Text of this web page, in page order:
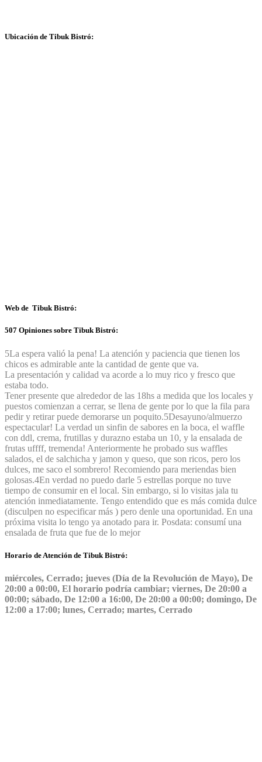
Ubicación de Tibuk Bistró:
Web de Tibuk Bistró:
507 Opiniones sobre Tibuk Bistró:
5La espera valió la pena! La atención y paciencia que tienen los
chicos es admirable ante la cantidad de gente que va.
La presentación y calidad va acorde a lo muy rico y fresco que
estaba todo.
Tener presente que alrededor de las 18hs a medida que los locales y
puestos comienzan a cerrar, se llena de gente por lo que la fila para
pedir y retirar puede demorarse un poquito.5Desayuno/almuerzo
espectacular! La verdad un sinfin de sabores en la boca, el waffle
con ddl, crema, frutillas y durazno estaba un 10, y la ensalada de
frutas uffff, tremenda! Anteriormente he probado sus waffles
salados, el de salchicha y jamon y queso, que son ricos, pero los
dulces, me saco el sombrero! Recomiendo para meriendas bien
golosas.4En verdad no puedo darle 5 estrellas porque no tuve
tiempo de consumir en el local. Sin embargo, si lo visitas jala tu
atención inmediatamente. Tengo entendido que es más comida dulce
(disculpen no especificar más ) pero denle una oportunidad. En una
próxima visita lo tengo ya anotado para ir. Posdata: consumí una
ensalada de fruta que fue de lo mejor
Horario de Atención de Tibuk Bistró:
miércoles, Cerrado; jueves (Día de la Revolución de Mayo), De
20:00 a 00:00, El horario podría cambiar; viernes, De 20:00 a
00:00; sábado, De 12:00 a 16:00, De 20:00 a 00:00; domingo, De
12:00 a 17:00; lunes, Cerrado; martes, Cerrado